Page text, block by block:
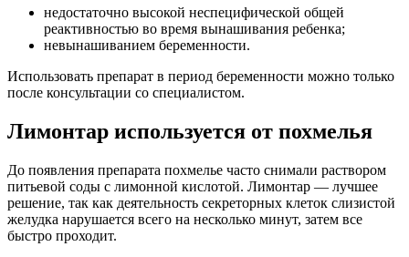
недостаточно высокой неспецифической общей
реактивностью во время вынашивания ребенка;
невынашиванием беременности.
Использовать препарат в период беременности можно только
после консультации со специалистом.
Лимонтар используется от похмелья
До появления препарата похмелье часто снимали раствором
питьевой соды с лимонной кислотой. Лимонтар — лучшее
решение, так как деятельность секреторных клеток слизистой
желудка нарушается всего на несколько минут, затем все
быстро проходит.